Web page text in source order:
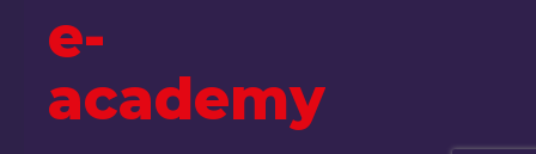
e-
academy